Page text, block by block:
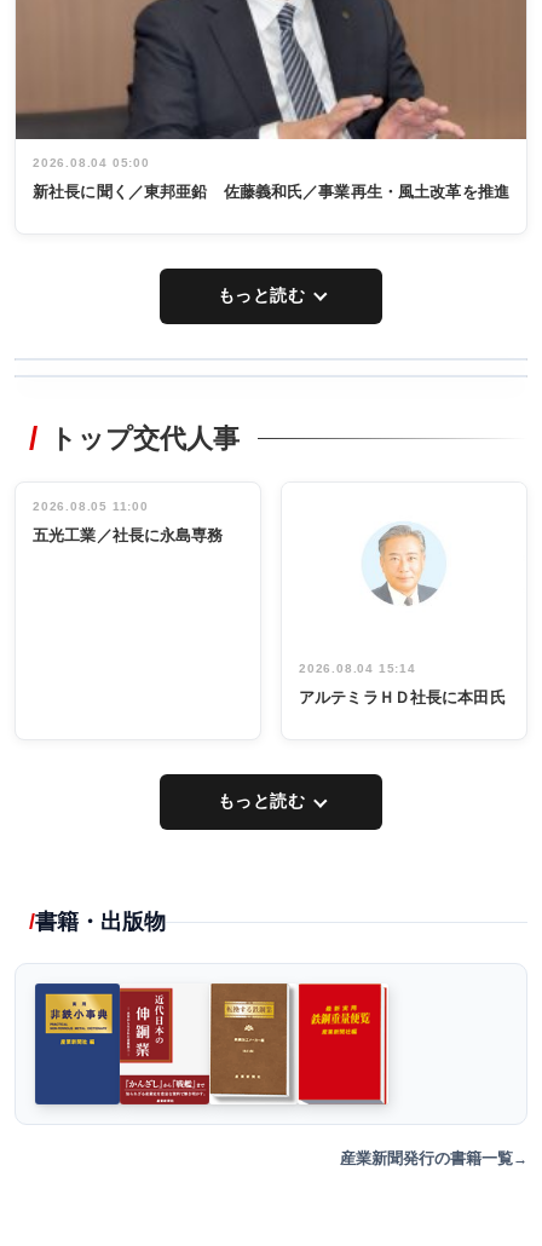
2026.08.04 05:00
新社長に聞く／東邦亜鉛 佐藤義和氏／事業再生・風土改革を推進
もっと読む
非鉄業界で
インタビュ
ー／社内ア
タックトレー
祝う 業界関
係者ら220人
出席
トップ交代人事
2026.08.05 11:00
五光工業／社長に永島専務
2026.08.04 15:14
アルテミラＨＤ社長に本田氏
もっと読む
書籍・出版物
産業新聞発行の書籍一覧